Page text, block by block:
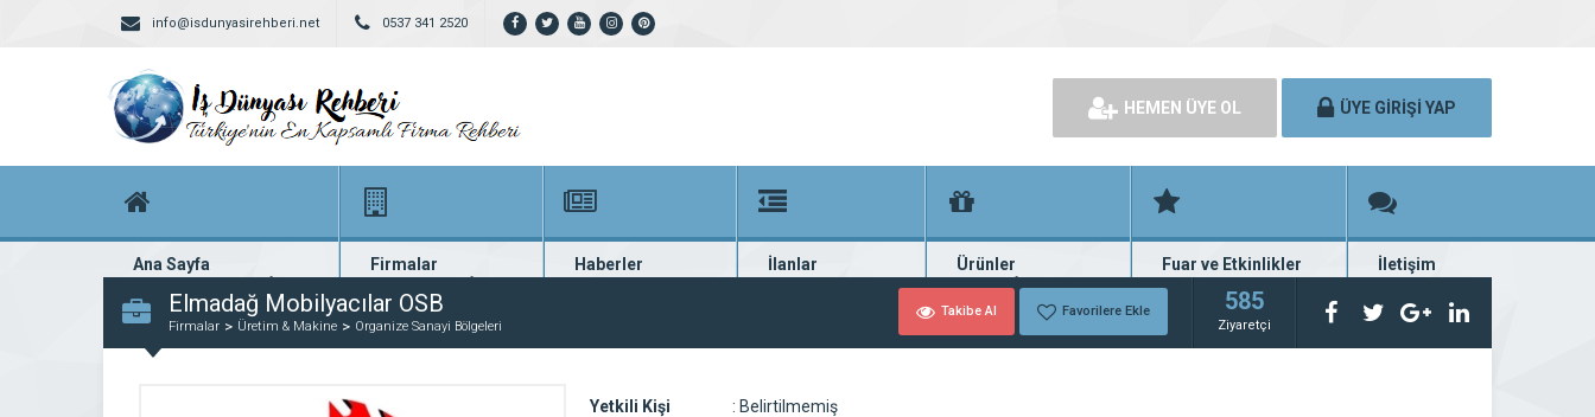
info@isdunyasirehberi.net 0537 341 2520
HEMEN ÜYE OL ÜYE GİRİŞİ YAP
Ana Sayfa
Firma rehberi ana sayfanız
Firmalar
Yüzlerce kayıtlı firma
Haberler
En güncel haberler
İlanlar
Güncel seri ilanlar
Ürünler
Binlerce firma ürünü
Fuar ve Etkinlikler
Fuar ve etkinlik planları
İletişim
Bize ulaşın
Elmadağ Mobilyacılar OSB
Firmalar Üretim & Makine Organize Sanayi Bölgeleri
Takibe Al Favorilere Ekle 585
Ziyaretçi
Yetkili Kişi : Belirtilmemiş